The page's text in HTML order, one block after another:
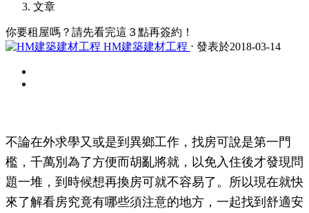
文章
你要租屋嗎？請先看完這３點再簽約！
HM建築建材工程 ⋅ 發表於2018-03-14
不論在外求學又或是到異鄉工作，找房可說是第一門
檻，千萬別為了方便而胡亂將就，以免入住後才發現問
題一堆，到時候想再換房可就不容易了。所以現在就快
來了解看房究竟有哪些須注意的地方，一起找到舒適安